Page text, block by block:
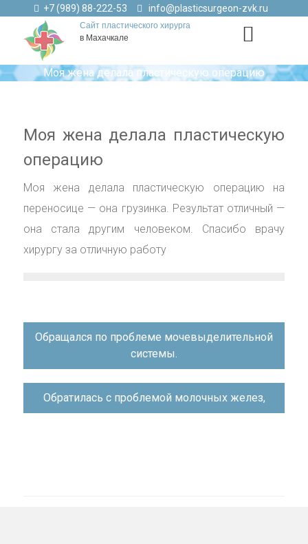
+7 (989) 88-222-53 info@plasticsurgeon-zvk.ru
Сайт пластического хирурга
в Махачкале
Моя жена делала пластическую операцию
Моя жена делала пластическую
операцию
Моя жена делала пластическую операцию на
переносице — она грузинка. Результат отличный —
она стала другим человеком. Спасибо врачу
хирургу за отличную работу
Навигация
Обращался по проблеме мочевыделительной
системы.
Обратилась с проблемой молочных желез,